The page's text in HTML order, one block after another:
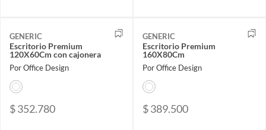
GENERIC
Escritorio Premium
120X60Cm con cajonera
Por Office Design
$ 352.780
GENERIC
Escritorio Premium
160X80Cm
Por Office Design
$ 389.500